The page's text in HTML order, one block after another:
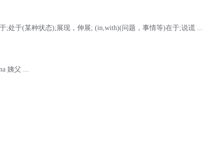
于;处于(某种状态);展现，伸展; (in,with)(问题，事情等)在于;说谎 ...
姨父 ...